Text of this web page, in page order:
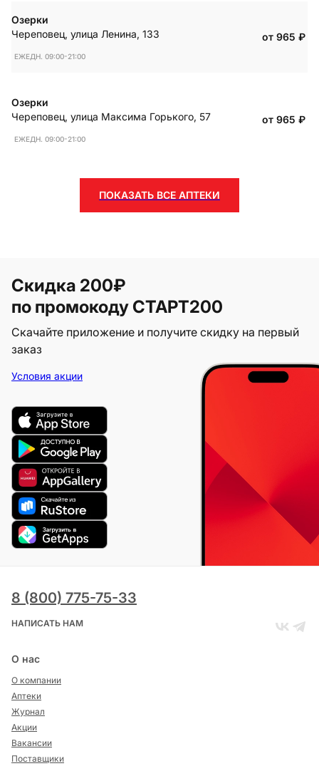
Озерки
Череповец, улица Ленина, 133
ЕЖЕДН. 09:00-21:00
от 965 ₽
Озерки
Череповец, улица Максима Горького, 57
ЕЖЕДН. 09:00-21:00
от 965 ₽
ПОКАЗАТЬ ВСЕ АПТЕКИ
Скидка 200₽
по промокоду СТАРТ200
Скачайте приложение и получите скидку на первый
заказ
Условия акции
8 (800) 775-75-33
НАПИСАТЬ НАМ
О нас
О компании
Аптеки
Журнал
Акции
Вакансии
Поставщики